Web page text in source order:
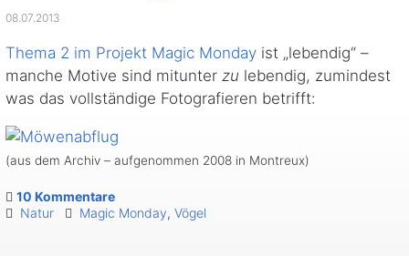
08.07.2013
Thema 2 im Projekt Magic Monday ist „lebendig“ –
manche Motive sind mitunter zu lebendig, zumindest
was das vollständige Fotografieren betrifft:
(aus dem Archiv – aufgenommen 2008 in Montreux)
10 Kommentare
Natur
Magic Monday, Vögel